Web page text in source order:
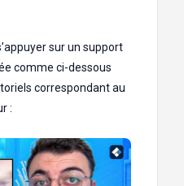
sur un support
comme ci-dessous
correspondant au
: